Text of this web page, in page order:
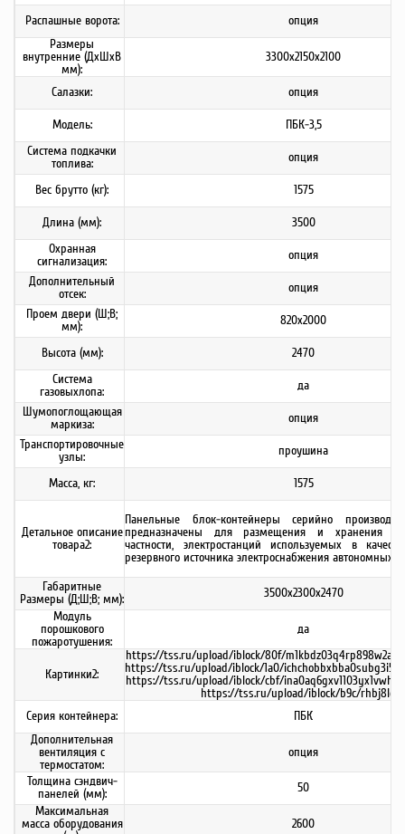
Распашные ворота:
опция
Размеры
внутренние (ДхШхВ
мм):
3300х2150х2100
Салазки: опция
Модель:
ПБК-3,5
Система подкачки
топлива:
опция
Вес брутто (кг): 1575
Длина (мм):
3500
Охранная
сигнализация:
опция
Дополнительный
отсек:
опция
Проем двери (Ш;В;
мм):
820х2000
Высота (мм):
2470
Система
газовыхлопа:
да
Шумопоглощающая
маркиза:
опция
Транспортировочные
узлы:
проушина
Масса, кг: 1575
Детальное описание
товара2:
Панельные блок-контейнеры серийно
предназначены для размещения и хранения
частности, электростанций используемых в
резервного источника электроснабжения автономных
Габаритные
Размеры (Д;Ш;В; мм):
3500х2300х2470
Модуль
порошкового
пожаротушения:
да
Картинки2:
https://tss.ru/upload/iblock/80f/
https://tss.ru/upload/iblock/1a0/
https://tss.ru/upload/iblock/cbf/
https://tss.ru/upload/iblock/b9c/
Серия контейнера:
ПБК
Дополнительная
вентиляция с
термостатом:
опция
Толщина сэндвич-
панелей (мм):
50
Максимальная
масса оборудования
2600